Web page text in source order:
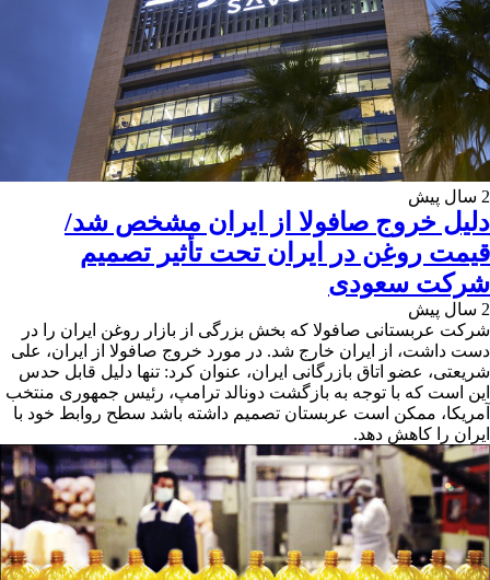
2 سال پیش
دلیل خروج صافولا از ایران مشخص شد/
قیمت روغن در ایران تحت تأثیر تصمیم
شرکت سعودی
2 سال پیش
شرکت عربستانی صافولا که بخش بزرگی از بازار روغن ایران را در
دست داشت، از ایران خارج شد. در مورد خروج صافولا از ایران، علی
شریعتی، عضو اتاق بازرگانی ایران، عنوان کرد: تنها دلیل قابل حدس
این است که با توجه به بازگشت دونالد ترامپ، رئیس جمهوری منتخب
آمریکا، ممکن است عربستان تصمیم داشته باشد سطح روابط خود با
ایران را کاهش دهد.